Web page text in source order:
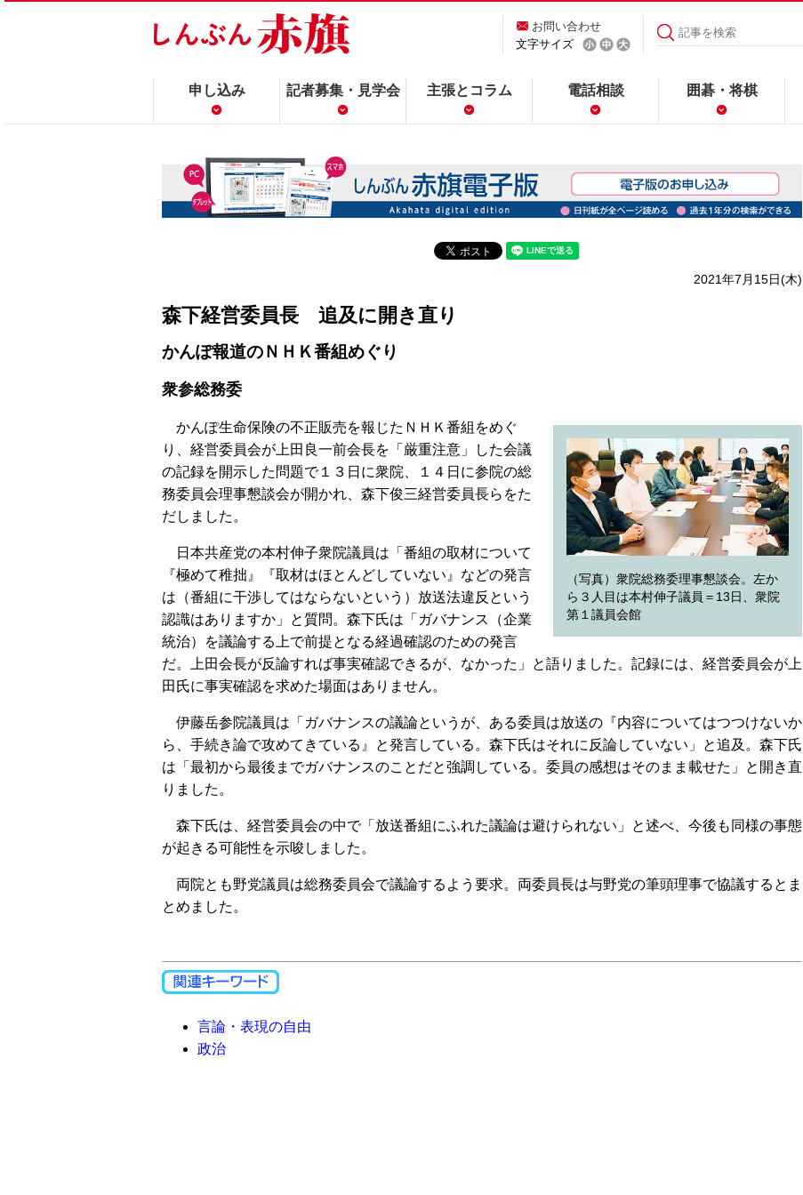
お問い合わせ
文字サイズ
申し込み 記者募集・見学会 主張とコラム 電話相談 囲碁・将棋
2021年7月15日(木)
森下経営委員長 追及に開き直り
かんぽ報道のＮＨＫ番組めぐり
衆参総務委
（写真）衆院総務委理事懇談会。左か
ら３人目は本村伸子議員＝13日、衆院
第１議員会館
かんぽ生命保険の不正販売を報じたＮＨＫ番組をめぐ
り、経営委員会が上田良一前会長を「厳重注意」した会議
の記録を開示した問題で１３日に衆院、１４日に参院の総
務委員会理事懇談会が開かれ、森下俊三経営委員長らをた
だしました。
日本共産党の本村伸子衆院議員は「番組の取材について
『極めて稚拙』『取材はほとんどしていない』などの発言
は（番組に干渉してはならないという）放送法違反という
認識はありますか」と質問。森下氏は「ガバナンス（企業
統治）を議論する上で前提となる経過確認のための発言
だ。上田会長が反論すれば事実確認できるが、なかった」と語りました。記録には、経営委員会が上
田氏に事実確認を求めた場面はありません。
伊藤岳参院議員は「ガバナンスの議論というが、ある委員は放送の『内容についてはつつけないか
ら、手続き論で攻めてきている』と発言している。森下氏はそれに反論していない」と追及。森下氏
は「最初から最後までガバナンスのことだと強調している。委員の感想はそのまま載せた」と開き直
りました。
森下氏は、経営委員会の中で「放送番組にふれた議論は避けられない」と述べ、今後も同様の事態
が起きる可能性を示唆しました。
両院とも野党議員は総務委員会で議論するよう要求。両委員長は与野党の筆頭理事で協議するとま
とめました。
言論・表現の自由
政治